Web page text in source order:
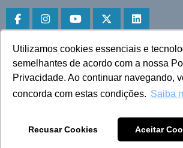
Utilizamos cookies essenciais e
semelhantes de acordo com a nossa
Privacidade. Ao continuar navegando,
concorda com estas condições. Saiba
Recusar Cookies Aceitar
Faça download do aplicativo
Play Store e App Store
Todos os direitos reservados © 2025